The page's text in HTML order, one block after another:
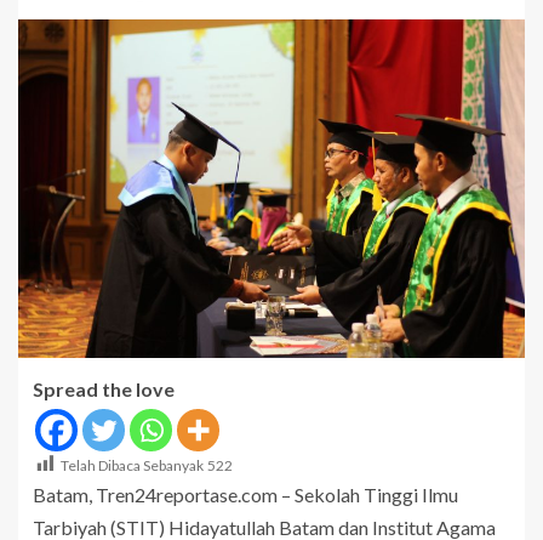
Spread the love
Telah Dibaca Sebanyak 522
Batam, Tren24reportase.com – Sekolah Tinggi Ilmu
Tarbiyah (STIT) Hidayatullah Batam dan Institut Agama